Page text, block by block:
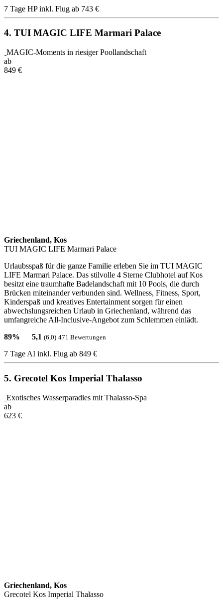
7 Tage HP inkl. Flug ab 743 €
4. TUI MAGIC LIFE Marmari Palace
MAGIC-Moments in riesiger Poollandschaft
ab
849 €
Griechenland, Kos
TUI MAGIC LIFE Marmari Palace
Urlaubsspaß für die ganze Familie erleben Sie im TUI MAGIC
LIFE Marmari Palace. Das stilvolle 4 Sterne Clubhotel auf Kos
besitzt eine traumhafte Badelandschaft mit 10 Pools, die durch
Brücken miteinander verbunden sind. Wellness, Fitness, Sport,
Kinderspaß und kreatives Entertainment sorgen für einen
abwechslungsreichen Urlaub in Griechenland, während das
umfangreiche All-Inclusive-Angebot zum Schlemmen einlädt.
89%
5,1 (6,0) 471 Bewertungen
7 Tage AI inkl. Flug ab 849 €
5. Grecotel Kos Imperial Thalasso
Exotisches Wasserparadies mit Thalasso-Spa
ab
623 €
Griechenland, Kos
Grecotel Kos Imperial Thalasso